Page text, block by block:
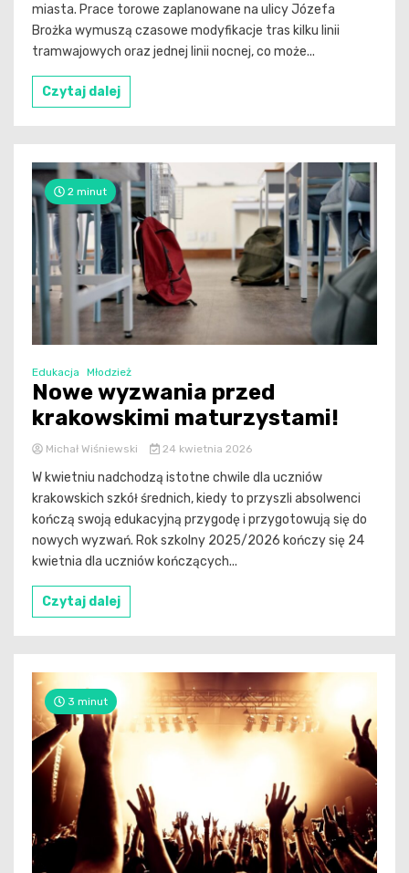
miasta. Prace torowe zaplanowane na ulicy Józefa
Brożka wymuszą czasowe modyfikacje tras kilku linii
tramwajowych oraz jednej linii nocnej, co może...
Czytaj dalej
2 minut
Edukacja Młodzież
Nowe wyzwania przed
krakowskimi maturzystami!
Michał Wiśniewski 24 kwietnia 2026
W kwietniu nadchodzą istotne chwile dla uczniów
krakowskich szkół średnich, kiedy to przyszli absolwenci
kończą swoją edukacyjną przygodę i przygotowują się do
nowych wyzwań. Rok szkolny 2025/2026 kończy się 24
kwietnia dla uczniów kończących...
Czytaj dalej
3 minut